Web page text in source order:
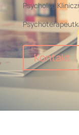
Psycholog
Kontakt